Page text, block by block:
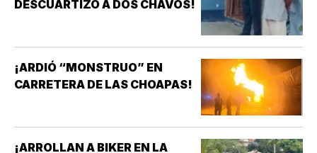
DESCUARTIZÓ A DOS CHAVOS!
¡ARDIÓ “MONSTRUO” EN
CARRETERA DE LAS CHOAPAS!
¡ARROLLAN A BIKER EN LA